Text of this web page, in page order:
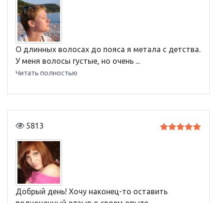
О длинных волосах до пояса я метала с детства.
У меня волосы густые, но очень ...
Читать полностью
5813
Добрый день! Хочу наконец-то оставить